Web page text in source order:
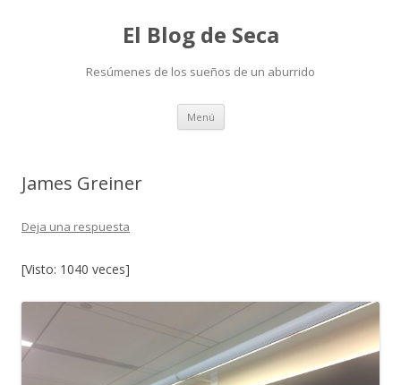
El Blog de Seca
Resúmenes de los sueños de un aburrido
Menú Ir
contenido
James Greiner
Deja una respuesta
[Visto: 1040 veces]